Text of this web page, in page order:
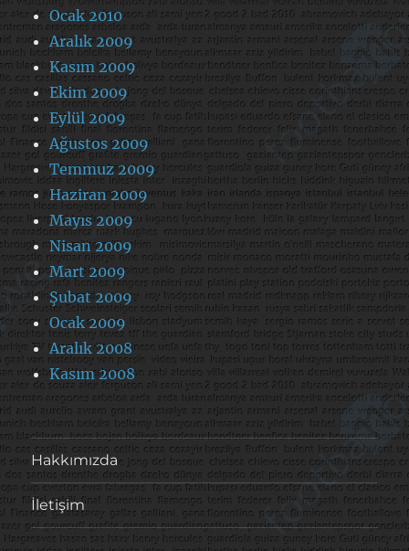
Ocak 2010
Aralık 2009
Kasım 2009
Ekim 2009
Eylül 2009
Ağustos 2009
Temmuz 2009
Haziran 2009
Mayıs 2009
Nisan 2009
Mart 2009
Şubat 2009
Ocak 2009
Aralık 2008
Kasım 2008
Hakkımızda
İletişim